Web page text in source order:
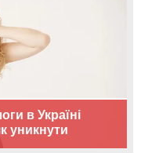
в Україні
уникнути